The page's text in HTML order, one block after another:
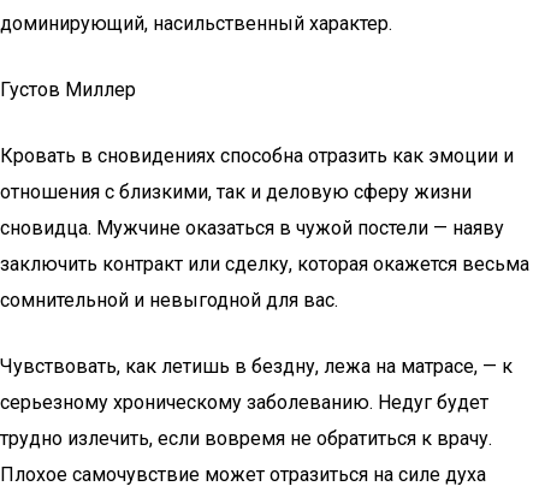
доминирующий, насильственный характер.
Густов Миллер
Кровать в сновидениях способна отразить как эмоции и
отношения с близкими, так и деловую сферу жизни
сновидца. Мужчине оказаться в чужой постели — наяву
заключить контракт или сделку, которая окажется весьма
сомнительной и невыгодной для вас.
Чувствовать, как летишь в бездну, лежа на матрасе, — к
серьезному хроническому заболеванию. Недуг будет
трудно излечить, если вовремя не обратиться к врачу.
Плохое самочувствие может отразиться на силе духа